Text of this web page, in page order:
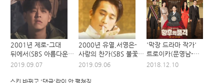
2001년 제로-그대
뒤에서(SBS 아름다운
날들), 종합과자세트
2019.09.07
2000년 유열,서영은-
사랑의 찬가(SBS 불꽃),
골치 아픈 신데렐라
2019.09.06
'막장 드라마 작가'
트로이카(문영남-
임성한-김순옥) 개요
2018.12.10
스킨 바뀌고 '댓글'란이 안 펼쳐짐